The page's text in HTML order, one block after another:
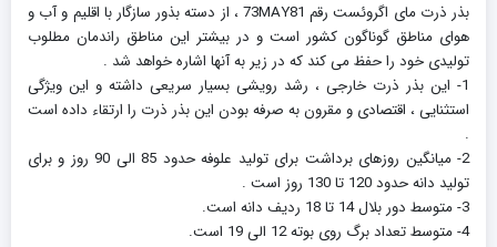
بذر ذرت مای اگروئست رقم 73MAY81 ، از دسته بذور سازگار با اقلیم و آب و
هوای مناطق گوناگون کشور است و در بیشتر این مناطق راندمان مطلوب
تولیدی خود را حفظ می کند که در زیر به آنها اشاره خواهد شد .
1- این بذر ذرت خارجی ، رشد رویشی بسیار سریعی داشته و این ویژگی
استثنایی ، اقتصادی و مقرون به صرفه بودن این بذر ذرت را ارتقاء داده است
.
2- میانگین روزهای برداشت برای تولید علوفه حدود 85 الی 90 روز و برای
تولید دانه حدود 120 تا 130 روز است .
3- متوسط دور بلال 14 تا 18 ردیف دانه است.
4- متوسط تعداد برگ روی بوته 12 الی 19 است.